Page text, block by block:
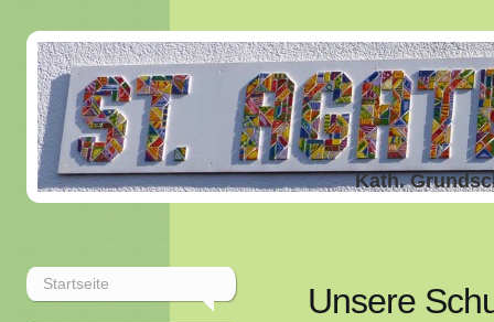
Kath.
Startseite Unsere